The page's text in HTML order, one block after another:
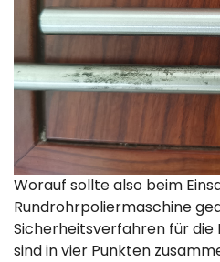
Worauf sollte also beim
Rundrohrpoliermaschine
Sicherheitsverfahren für
sind in vier Punkten